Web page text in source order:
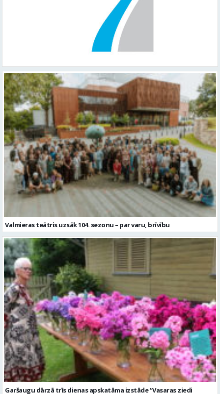
Valmieras teātris uzsāk 104. sezonu – par varu, brīvību
Garšaugu dārzā trīs dienas apskatāma izstāde “Vasaras ziedi
pilsētai svētkos”